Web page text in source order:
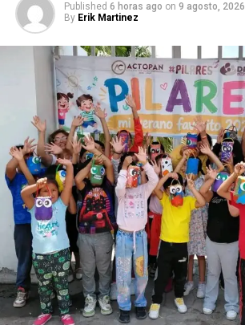
Published 6 horas ago on 9 agosto, 2026
By Erik Martinez